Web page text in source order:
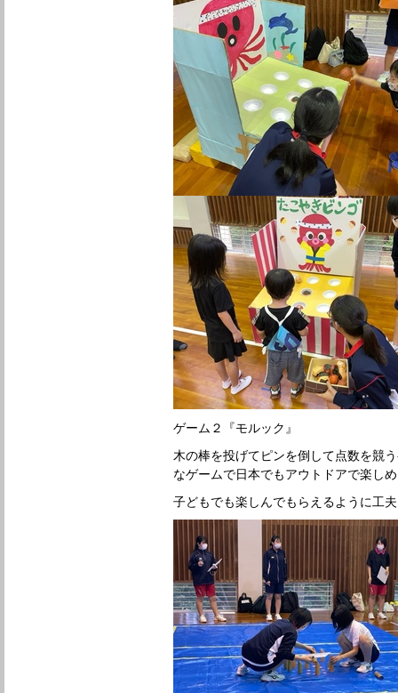
ゲーム２『モルック』
木の棒を投げてピンを倒して点数を競
なゲームで日本でもアウトドアで楽し
子どもでも楽しんでもらえるように工